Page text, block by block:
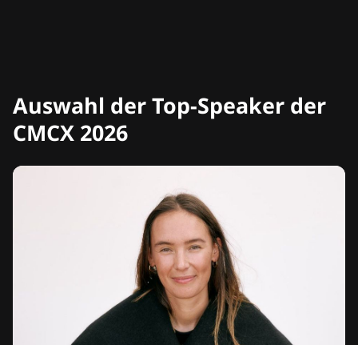
Auswahl der Top-Speaker der
CMCX 2026